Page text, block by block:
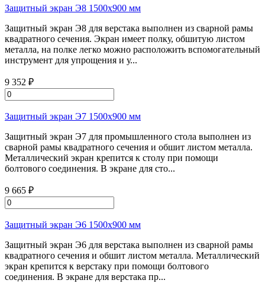
Защитный экран Э8 1500х900 мм
Защитный экран Э8 для верстака выполнен из сварной рамы
квадратного сечения. Экран имеет полку, обшитую листом
металла, на полке легко можно расположить вспомогательный
инструмент для упрощения и у...
9 352 ₽
Защитный экран Э7 1500х900 мм
Защитный экран Э7 для промышленного стола выполнен из
сварной рамы квадратного сечения и обшит листом металла.
Металлический экран крепится к столу при помощи
болтового соединения. В экране для сто...
9 665 ₽
Защитный экран Э6 1500х900 мм
Защитный экран Э6 для верстака выполнен из сварной рамы
квадратного сечения и обшит листом металла. Металлический
экран крепится к верстаку при помощи болтового
соединения. В экране для верстака пр...